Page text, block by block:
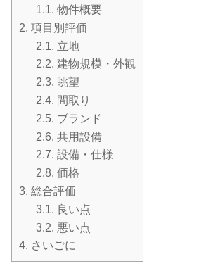
1.1. 物件概要
2. 項目別評価
2.1. 立地
2.2. 建物規模・外観
2.3. 眺望
2.4. 間取り
2.5. ブランド
2.6. 共用設備
2.7. 設備・仕様
2.8. 価格
3. 総合評価
3.1. 良い点
3.2. 悪い点
4. さいごに